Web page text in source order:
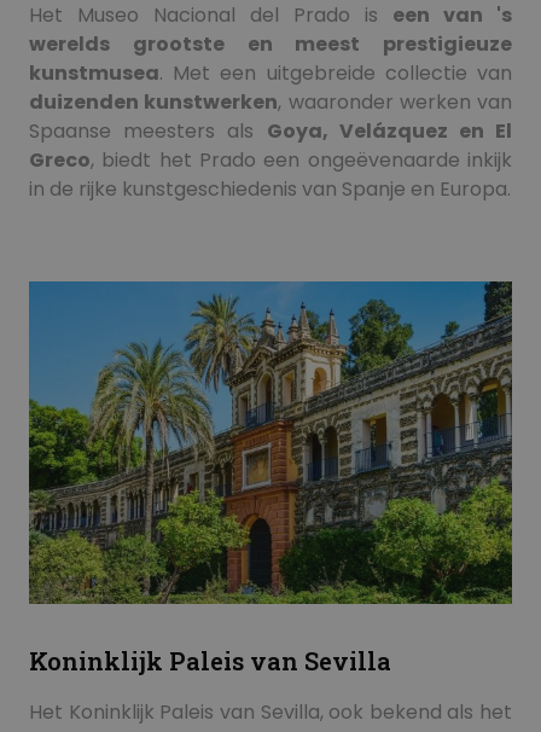
Het Museo Nacional del Prado is een van 's
werelds grootste en meest prestigieuze
kunstmusea. Met een uitgebreide collectie van
duizenden kunstwerken, waaronder werken van
Spaanse meesters als Goya, Velázquez en El
Greco, biedt het Prado een ongeëvenaarde inkijk
in de rijke kunstgeschiedenis van Spanje en Europa.
Koninklijk Paleis van Sevilla
Het Koninklijk Paleis van Sevilla, ook bekend als het